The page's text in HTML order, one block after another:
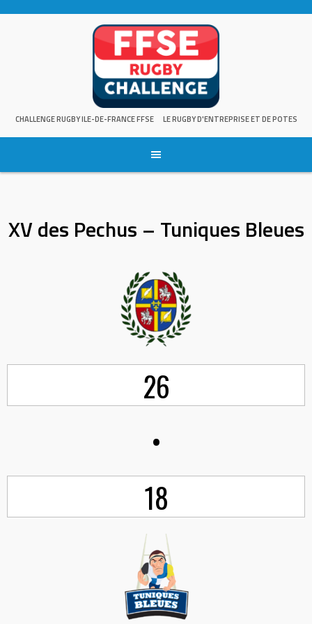
CHALLENGE RUGBY ILE-DE-FRANCE FFSE LE RUGBY D'ENTREPRISE ET DE POTES
XV des Pechus – Tuniques Bleues
26
•
18